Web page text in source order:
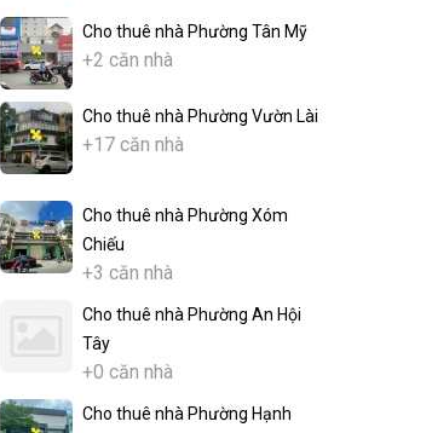
Cho thuê nhà Phường Tân Mỹ
+2 căn nhà
Cho thuê nhà Phường Vườn Lài
+17 căn nhà
Cho thuê nhà Phường Xóm
Chiếu
+3 căn nhà
Cho thuê nhà Phường An Hội
Tây
+0 căn nhà
Cho thuê nhà Phường Hạnh